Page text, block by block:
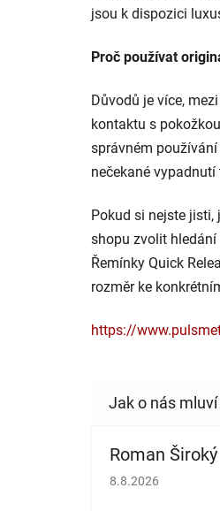
jsou k dispozici
Proč používat
Důvodů je více,
kontaktu s
správném
nečekané
Pokud si nejste
shopu zvolit
Řemínky Quick
rozměr ke
https://
Roman Široký
Hodnocení
8.8.2026